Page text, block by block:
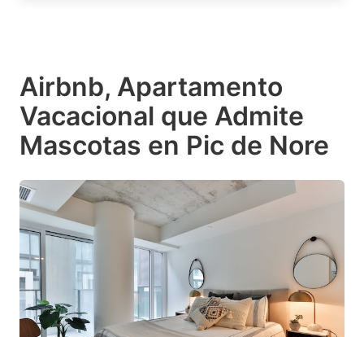
Airbnb, Apartamento
Vacacional que Admite
Mascotas en Pic de Nore